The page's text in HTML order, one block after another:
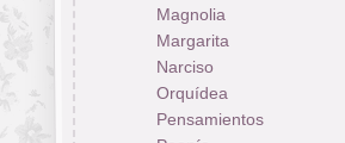
Magnolia
Margarita
Narciso
Orquídea
Pensamientos